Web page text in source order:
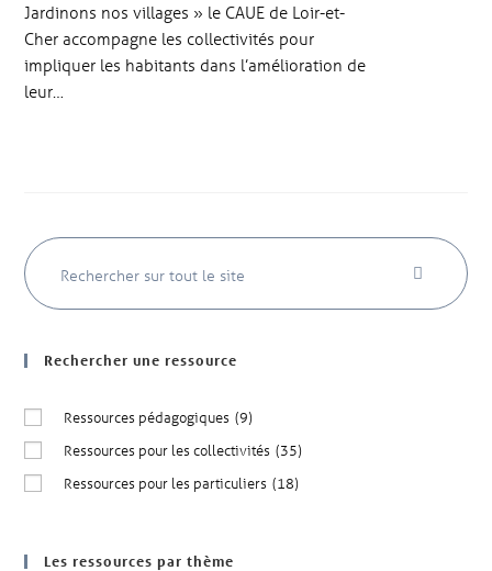
Jardinons nos villages » le CAUE de Loir-et-
Cher accompagne les collectivités pour
impliquer les habitants dans l’amélioration de
leur…
Rechercher une ressource
Ressources pédagogiques (9)
Ressources pour les collectivités (35)
Ressources pour les particuliers (18)
Les ressources par thème